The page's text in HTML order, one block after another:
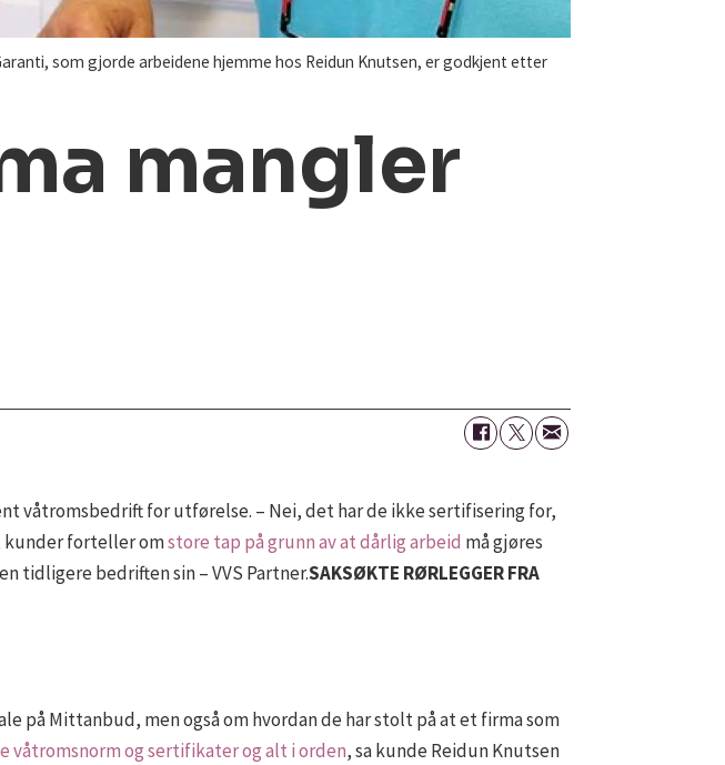
som gjorde arbeidene hjemme hos Reidun Knutsen, er godkjent etter
mangler
våtromsbedrift for utførelse. – Nei, det har de ikke sertifisering for,
kunder forteller omstore tap på grunn av at dårlig arbeid må gjøres
tidligere bedriften sin – VVS Partner.SAKSØKTE RØRLEGGER FRA
på Mittanbud, men også om hvordan de har stolt på at et firma som
våtromsnorm og sertifikater og alt i orden, sa kunde Reidun Knutsen